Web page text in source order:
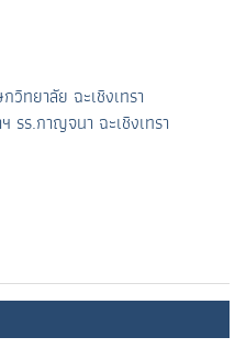
วิทยาลัย ฉะเชิงเทรา
รร.กาญจนา ฉะเชิงเทรา